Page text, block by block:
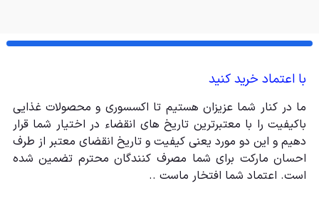
با اعتماد خرید کنید
ما در کنار شما عزیزان هستیم تا اکسسوری و محصولات غذایی
باکیفیت را با معتبرترین تاریخ های انقضاء در اختیار شما قرار
دهیم و این دو مورد یعنی کیفیت و تاریخ انقضای معتبر از طرف
احسان مارکت برای شما مصرف کنندگان محترم تضمین شده
است. اعتماد شما افتخار ماست ..